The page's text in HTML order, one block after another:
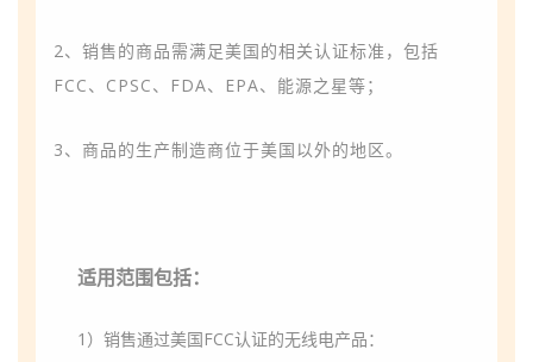
2、销售的商品需满足美国的相关认证标准，包括
FCC、CPSC、FDA、EPA、能源之星等；
3、商品的生产制造商位于美国以外的地区。
适用范围包括：
1）销售通过美国FCC认证的无线电产品：